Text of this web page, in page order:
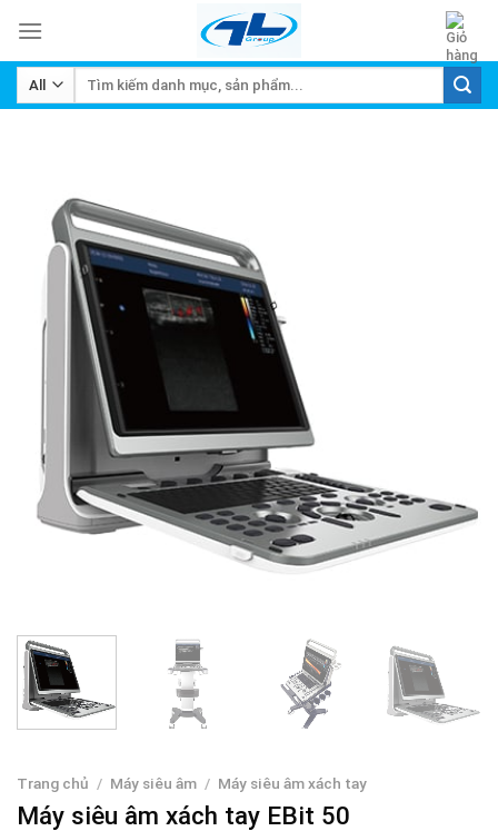
content
Tìm
Trang chủ / Máy siêu âm / Máy siêu âm xách tay
Máy siêu âm xách tay EBit 50